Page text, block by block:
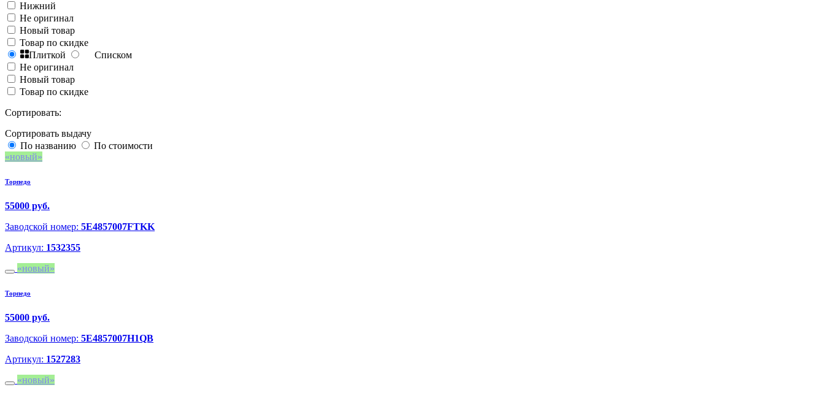
Нижний
Не оригинал
Новый товар
Товар по скидке
Плиткой
Списком
Не оригинал
Новый товар
Товар по скидке
Сортировать:
Сортировать выдачу
По названию
По стоимости
новый
Торпедо
55000 руб.
Заводской номер: 5E4857007FTKK
Артикул: 1532355
новый
Торпедо
55000 руб.
Заводской номер: 5E4857007H1QB
Артикул: 1527283
новый